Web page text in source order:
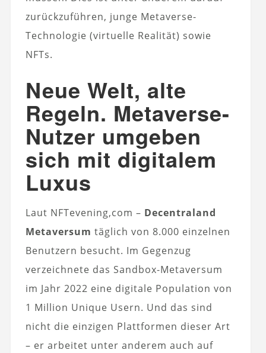
zurückzuführen, junge Metaverse-
Technologie (virtuelle Realität) sowie
NFTs.
Neue Welt, alte
Regeln. Metaverse-
Nutzer umgeben
sich mit digitalem
Luxus
Laut NFTevening,com – Decentraland
Metaversum täglich von 8.000 einzelnen
Benutzern besucht. Im Gegenzug
verzeichnete das Sandbox-Metaversum
im Jahr 2022 eine digitale Population von
1 Million Unique Usern. Und das sind
nicht die einzigen Plattformen dieser Art
– er arbeitet unter anderem auch auf